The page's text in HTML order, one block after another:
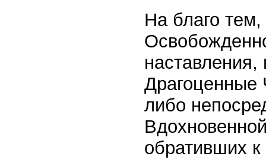
На благо
Драгоценные
либо
обративших